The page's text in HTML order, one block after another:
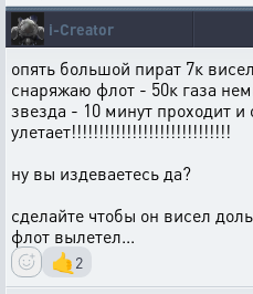
i-Creator
опять большой пират 7к
снаряжаю флот - 50к газа
звезда - 10 минут проходит и
улетает!!!!!!!!!!!!!!!!!!!!!!!!!!!!!
ну вы издеваетесь да?
сделайте чтобы он висел
флот вылетел...
🤙 2